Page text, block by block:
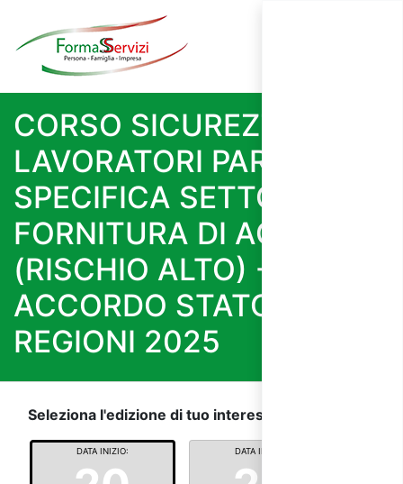
CORSO SICUREZZA
LAVORATORI PARTE
SPECIFICA SETTORE
FORNITURA DI ACQUA
(RISCHIO ALTO) -
ACCORDO STATO
REGIONI 2025